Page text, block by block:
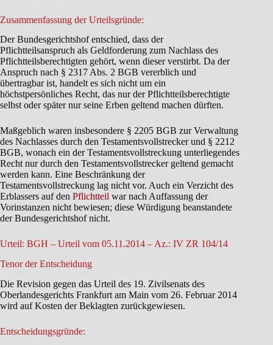
Zusammenfassung der Urteilsgründe:
Der Bundesgerichtshof entschied, dass der
Pflichtteilsanspruch als Geldforderung zum Nachlass des
Pflichtteilsberechtigten gehört, wenn dieser verstirbt. Da der
Anspruch nach § 2317 Abs. 2 BGB vererblich und
übertragbar ist, handelt es sich nicht um ein
höchstpersönliches Recht, das nur der Pflichtteilsberechtigte
selbst oder später nur seine Erben geltend machen dürften.
Maßgeblich waren insbesondere § 2205 BGB zur Verwaltung
des Nachlasses durch den Testamentsvollstrecker und § 2212
BGB, wonach ein der Testamentsvollstreckung unterliegendes
Recht nur durch den Testamentsvollstrecker geltend gemacht
werden kann. Eine Beschränkung der
Testamentsvollstreckung lag nicht vor. Auch ein Verzicht des
Erblassers auf den Pflichtteil war nach Auffassung der
Vorinstanzen nicht bewiesen; diese Würdigung beanstandete
der Bundesgerichtshof nicht.
Urteil: BGH – Urteil vom 05.11.2014 – Az.: IV ZR 104/14
Tenor der Entscheidung
Die Revision gegen das Urteil des 19. Zivilsenats des
Oberlandesgerichts Frankfurt am Main vom 26. Februar 2014
wird auf Kosten der Beklagten zurückgewiesen.
Entscheidungsgründe: